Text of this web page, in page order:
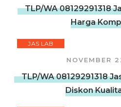
TLP/WA 08129291318
Harga
JAS LAB
NOVEMBER
TLP/WA 08129291318
Diskon